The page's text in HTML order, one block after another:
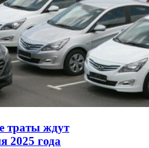
траты ждут
2025 года